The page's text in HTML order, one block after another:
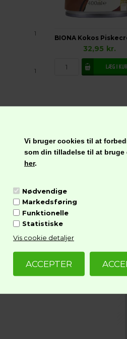
Vi bruger cookies til at
som din tilladelse til at bruge
her.
Nødvendige
Markedsføring
Funktionelle
Statistiske
Vis cookie detaljer
1
1
32,95 kr.